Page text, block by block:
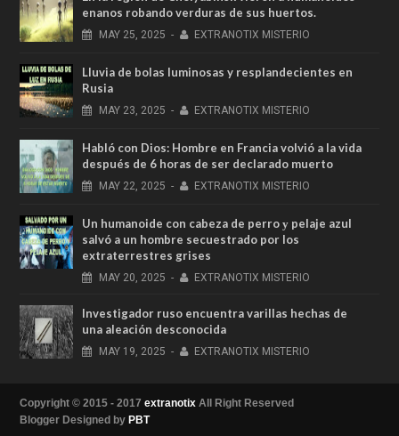
enanos robando verduras de sus huertos.
MAY 25, 2025 - EXTRANOTIX MISTERIO
Lluvia de bolas luminosas y resplandecientes en
Rusia
MAY 23, 2025 - EXTRANOTIX MISTERIO
Habló con Dios: Hombre en Francia volvió a la vida
después de 6 horas de ser declarado muerto
MAY 22, 2025 - EXTRANOTIX MISTERIO
Un humanoide con cabeza de perro у pelaje azul
salvó a un hombre secuestrado por los
extraterrestres grises
MAY 20, 2025 - EXTRANOTIX MISTERIO
Investigador ruso encuentra varillas hechas de
una aleación desconocida
MAY 19, 2025 - EXTRANOTIX MISTERIO
Copyright © 2015 - 2017 extranotix All Right Reserved
Blogger Designed by PBT